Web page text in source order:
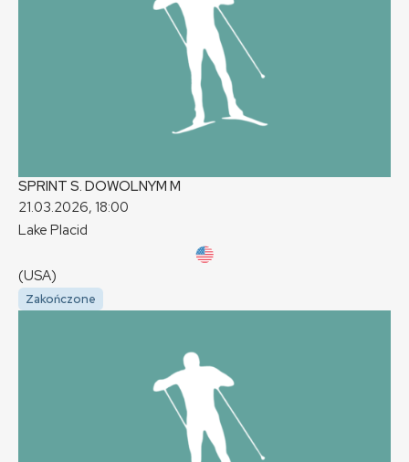
SPRINT S. DOWOLNYM M
21.03.2026, 18:00
Lake Placid
(USA)
Zakończone